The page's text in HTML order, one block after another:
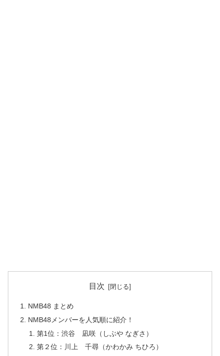
目次
NMB48 まとめ
NMB48メンバーを人気順に紹介！
第1位：渋谷 凪咲（しぶや なぎさ）
第２位：川上 千尋（かわかみ ちひろ）